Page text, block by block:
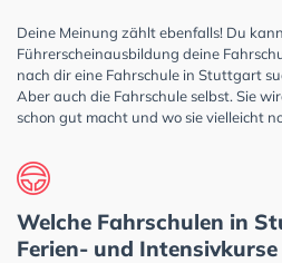
Deine Meinung zählt ebenfalls! Du
Führerscheinausbildung deine
nach dir eine Fahrschule in Stuttgart
Aber auch die Fahrschule selbst. Sie
schon gut macht und wo sie vielleicht
Welche Fahrschulen in
Ferien- und Intensivkurse